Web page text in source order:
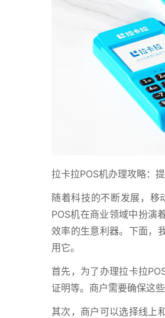
拉卡拉POS机办理攻略：
随着科技的不断发展，移
POS机在商业领域中扮演
效率的生意利器。下面，
用它。
首先，为了办理拉卡拉
证明等。商户需要确保这
其次，商户可以选择线上